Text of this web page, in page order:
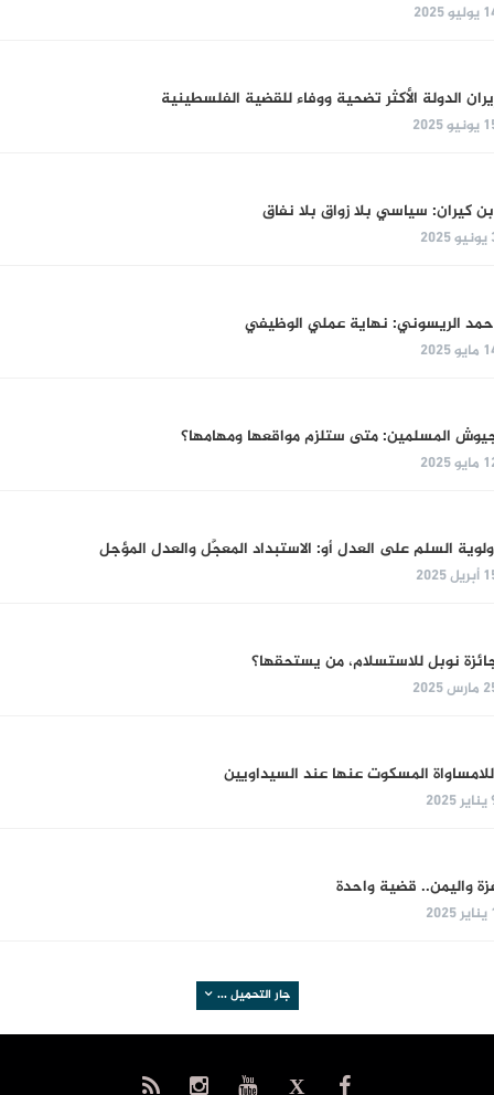
2025
الدولة الأكثر تضحية ووفاء للقضية الفلسطينية
2025
كيران: سياسي بلا زواق بلا نفاق
الريسوني: نهاية عملي الوظيفي
2025
المسلمين: متى ستلزم مواقعها ومهامها؟
2025
السلم على العدل أو: الاستبداد المعجَّل والعدل المؤجل
2025
نوبل للاستسلام، من يستحقها؟
2025
المسكوت عنها عند السيداويين
واليمن.. قضية واحدة
جار التحميل ...